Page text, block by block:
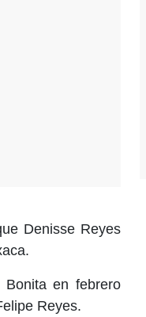
Denisse Reyes
Bonita en febrero
Reyes.